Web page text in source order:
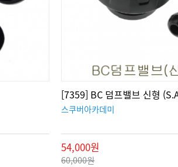
[7359] BC 덤프밸브 신형
스쿠버아카데미
54,000원
60,000원